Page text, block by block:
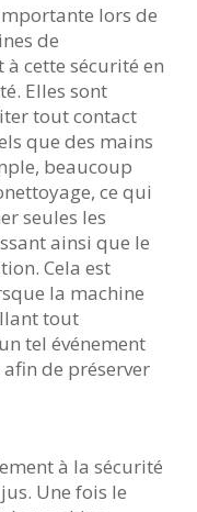
lors de
de
cette sécurité en
Elles sont
tout contact
que des mains
beaucoup
ce qui
seules les
ainsi que le
Cela est
la machine
tout
tel événement
afin de préserver
à la sécurité
Une fois le